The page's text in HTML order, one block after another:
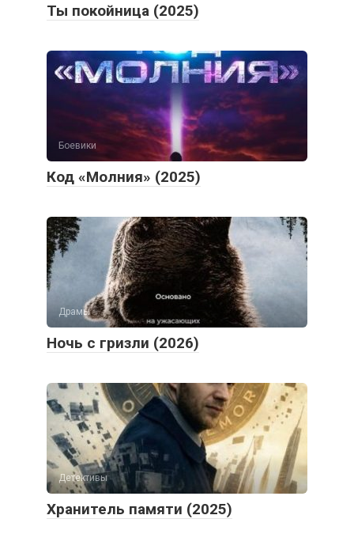
Ты покойница (2025)
Боевики
Код «Молния» (2025)
Драмы
Ночь с гризли (2026)
Детективы
Хранитель памяти (2025)